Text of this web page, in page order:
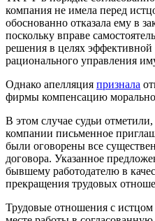
компания не имела перед
обоснованно отказала ему в
поскольку вправе
решения в целях эффективной
рационального управления
Однако апелляция признала
фирмы компенсацию
В этом случае судьи
компании письменное
были оговорены все
договора. Указанное
бывшему работодателю в
прекращения трудовых
Трудовые отношения с